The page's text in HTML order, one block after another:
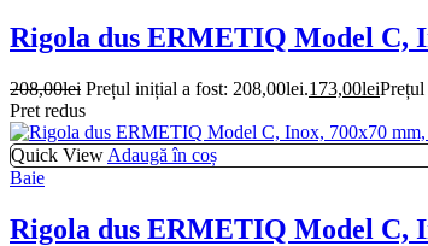
Rigola dus ERMETIQ Model C,
208,00lei Prețul inițial a fost: 208,00lei.173,00leiPrețul
Pret redus
Quick View Adaugă în coș
Baie
Rigola dus ERMETIQ Model C,